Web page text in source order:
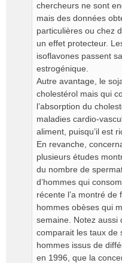
chercheurs ne sont
mais des données
particulières ou chez
un effet protecteur.
isoflavones passent
estrogénique.
Autre avantage, le
cholestérol mais qui
l’absorption du
maladies cardio-
aliment, puisqu’il est
En revanche,
plusieurs études
du nombre de
d’hommes qui
récente l’a montré
hommes obèses qui
semaine. Notez aussi
comparait les taux de
hommes issus de
en 1996, que la